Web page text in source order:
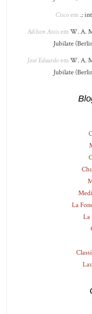
Ciscoem .:
Adilson Assisem W. A.
Jubilate
José Eduardoem W. A.
Jubilate
La
La